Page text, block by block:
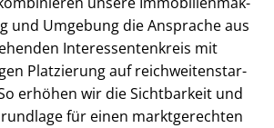
und Umgebung die Ansprache aus
In­ter­es­sen­ten­kreis mit
Platzierung auf reich­wei­ten­star­
erhöhen wir die Sichtbarkeit und
für einen marktgerechten